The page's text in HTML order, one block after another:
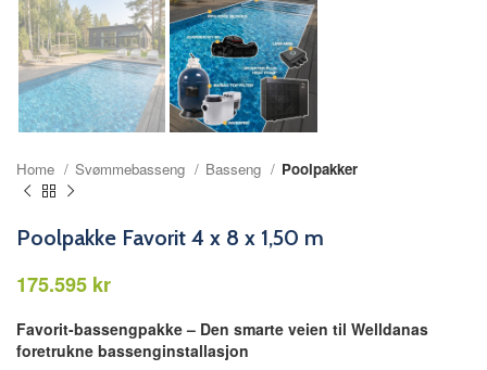
Home Svømmebasseng Basseng Poolpakker
Poolpakke Favorit 4 x 8 x 1,50 m
kr
Favorit-bassengpakke – Den smarte veien til Welldanas
foretrukne bassenginstallasjon